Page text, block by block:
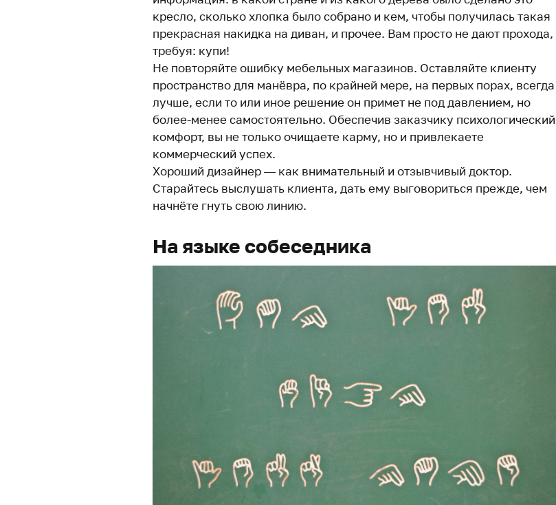
кресло, сколько хлопка было собрано и кем, чтобы получилась такая
прекрасная накидка на диван, и прочее. Вам просто не дают прохода,
требуя: купи!
Не повторяйте ошибку мебельных магазинов. Оставляйте клиенту
пространство для манёвра, по крайней мере, на первых порах, всегда
лучше, если то или иное решение он примет не под давлением, но
более-менее самостоятельно. Обеспечив заказчику психологический
комфорт, вы не только очищаете карму, но и привлекаете
коммерческий успех.
Хороший дизайнер — как внимательный и отзывчивый доктор.
Старайтесь выслушать клиента, дать ему выговориться прежде, чем
начнёте гнуть свою линию.
На языке собеседника